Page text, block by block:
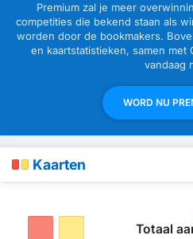
Premium zal je meer
competities die bekend staan als
worden door de bookmakers.
en kaartstatistieken, samen met
vandaag
WORD NU
Kaarten
Totaal